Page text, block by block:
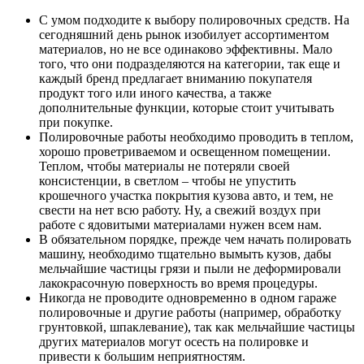
С умом подходите к выбору полировочных средств. На
сегодняшний день рынок изобилует ассортиментом
материалов, но не все одинаково эффективны. Мало
того, что они подразделяются на категории, так еще и
каждый бренд предлагает вниманию покупателя
продукт того или иного качества, а также
дополнительные функции, которые стоит учитывать
при покупке.
Полировочные работы необходимо проводить в теплом,
хорошо проветриваемом и освещенном помещении.
Теплом, чтобы материалы не потеряли своей
консистенции, в светлом – чтобы не упустить
крошечного участка покрытия кузова авто, и тем, не
свести на нет всю работу. Ну, а свежий воздух при
работе с ядовитыми материалами нужен всем нам.
В обязательном порядке, прежде чем начать полировать
машину, необходимо тщательно вымыть кузов, дабы
мельчайшие частицы грязи и пыли не деформировали
лакокрасочную поверхность во время процедуры.
Никогда не проводите одновременно в одном гараже
полировочные и другие работы (например, обработку
грунтовкой, шпаклевание), так как мельчайшие частицы
других материалов могут осесть на полировке и
привести к большим неприятностям.